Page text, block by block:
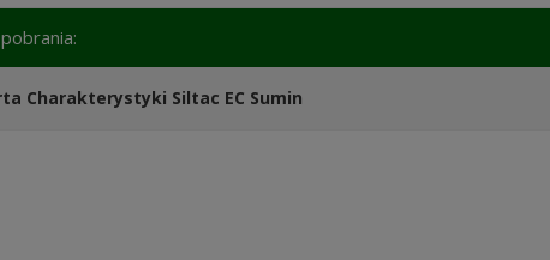
Charakterystyki Siltac EC Sumin